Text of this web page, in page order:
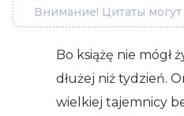
Внимание! Цитаты
Bo książę nie mógł
dłużej niż tydzień.
wielkiej tajemnicy